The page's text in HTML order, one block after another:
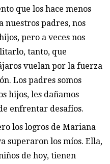
que los hace menos
nuestros padres, nos
pero a veces nos
tanto, que
vuelan por la fuerza
Los padres somos
hijos, les dañamos
enfrentar desafíos.
los logros de Mariana
superaron los míos. Ella,
de hoy, tienen